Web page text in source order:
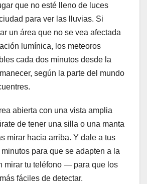
que no esté lleno de luces
para ver las lluvias. Si
un área que no se vea afectada
lumínica, los meteoros
cada dos minutos desde la
según la parte del mundo
abierta con una vista amplia
de tener una silla o una manta
mirar hacia arriba. Y dale a tus
para que se adapten a la
mirar tu teléfono — para que los
fáciles de detectar.